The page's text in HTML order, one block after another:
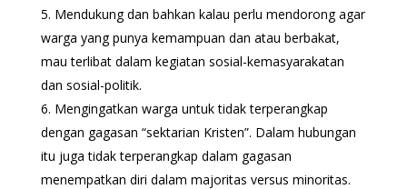
Mendukung dan bahkan kalau perlu mendorong agar
warga yang punya kemampuan dan atau berbakat,
mau terlibat dalam kegiatan sosial-kemasyarakatan
dan sosial-politik.
Mengingatkan warga untuk tidak terperangkap
dengan gagasan “sektarian Kristen”. Dalam hubungan
itu juga tidak terperangkap dalam gagasan
menempatkan diri dalam majoritas versus minoritas.